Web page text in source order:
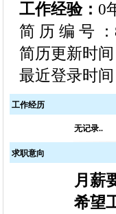
工作经验： 0
简 历 编 号
简历更新时
最近登录时
工作经历
无记录..
求职意向
月薪
希望